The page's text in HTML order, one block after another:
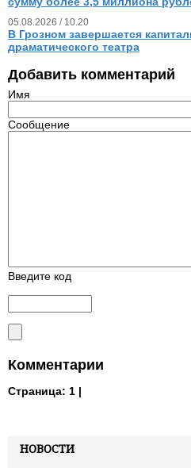
НОВОСТИ
05.08.2026 / 10.20
В Грозном завершается
драматического театра
Добавить комментарий
Имя
Сообщение
Введите код
Комментарии
Страница: 1 |